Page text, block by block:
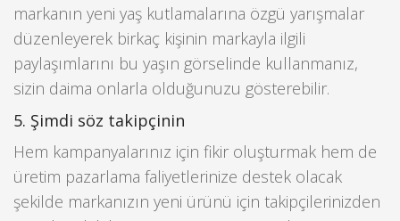
markanın yeni yaş kutlamalarına özgü yarışmalar
düzenleyerek birkaç kişinin markayla ilgili
paylaşımlarını bu yaşın görselinde kullanmanız,
sizin daima onlarla olduğunuzu gösterebilir.
5. Şimdi söz takipçinin
Hem kampanyalarınız için fikir oluşturmak hem de
üretim pazarlama faliyetlerinize destek olacak
şekilde markanızın yeni ürünü için takipçilerinizden